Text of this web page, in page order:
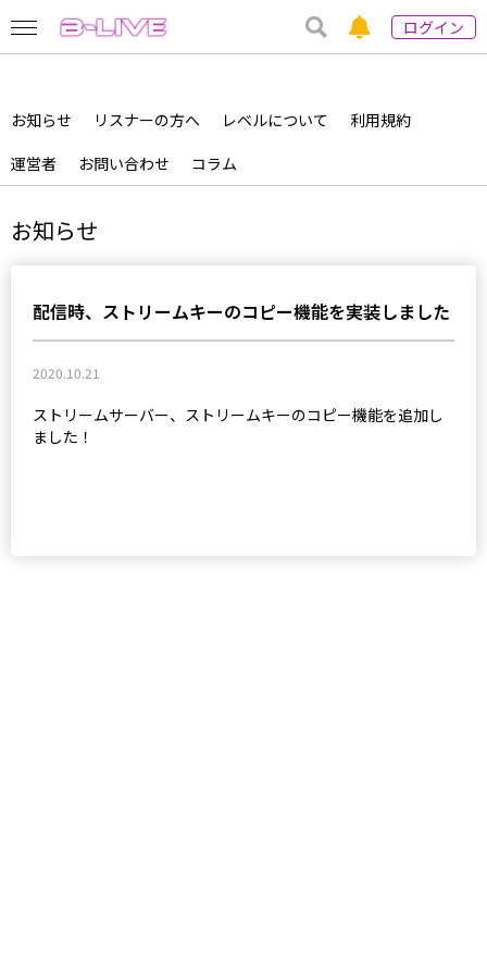
ログイン
お知らせ リスナーの方へ レベルについて
利用規約
運営者
お問い合わせ コラム
お知らせ
配信時、ストリームキーのコピー機能を実装しました
2020.10.21
ストリームサーバー、ストリームキーのコピー機能を追加し
ました！